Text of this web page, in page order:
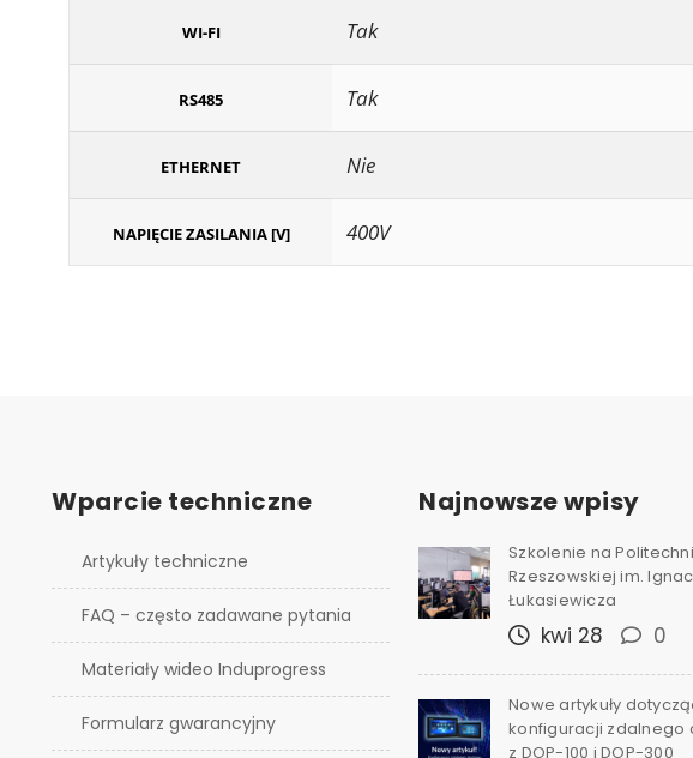
WI-FI Tak
RS485 Tak
ETHERNET Nie
NAPIĘCIE ZASILANIA [V] 400V
Wparcie techniczne
Artykuły techniczne
FAQ – często zadawane pytania
Materiały wideo Induprogress
Formularz gwarancyjny
Najnowsze wpisy
Szkolenie na
Rzeszowskiej im.
Łukasiewicza
kwi 28 0
Nowe artykuły
konfiguracji zdalnego
z DOP-100 i DOP-300